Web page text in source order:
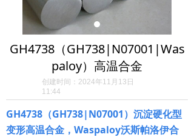
GH4738（GH738|N07001|Was
paloy）高温合金
创建时间： 2024年11月13日
11:44
GH4738（GH738|N07001）沉淀硬化型
变形高温合金，Waspaloy沃斯帕洛伊合